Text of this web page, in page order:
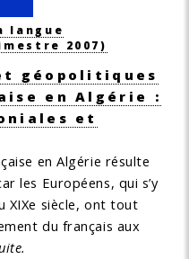
langue
2007)
géopolitiques
en Algérie :
et
en Algérie résulte
les Européens, qui s’y
XIXe siècle, ont tout
du français aux